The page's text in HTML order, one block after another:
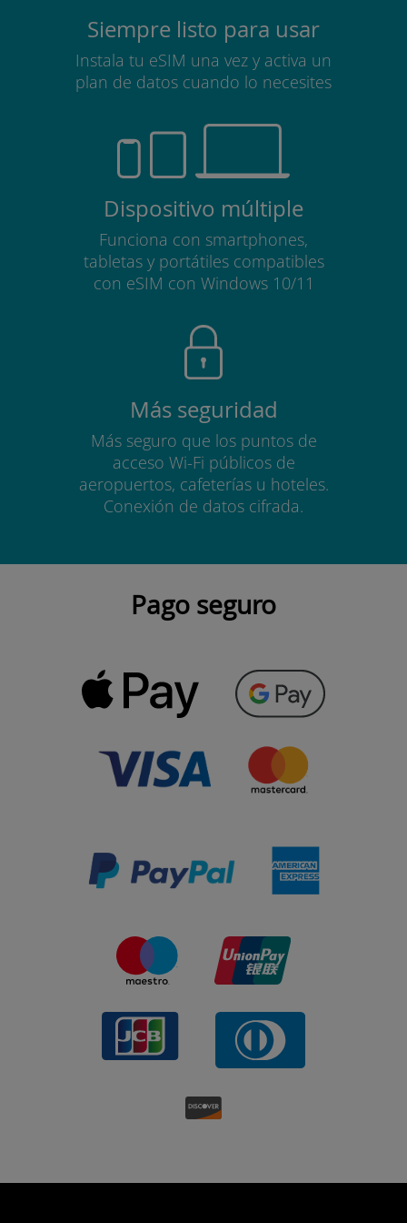
Siempre listo para usar
Instala tu eSIM una vez y activa un
plan de datos cuando lo necesites
Dispositivo múltiple
Funciona con smartphones,
tabletas y portátiles compatibles
con eSIM con Windows 10/11
Más seguridad
Más seguro que los puntos de
acceso Wi-Fi públicos de
aeropuertos, cafeterías u hoteles.
Conexión de datos cifrada.
Pago seguro